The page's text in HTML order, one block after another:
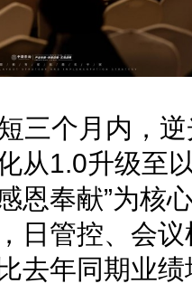
三个月内，
从1.0升级至
恩奉献”为核
日管控、会
去年同期业